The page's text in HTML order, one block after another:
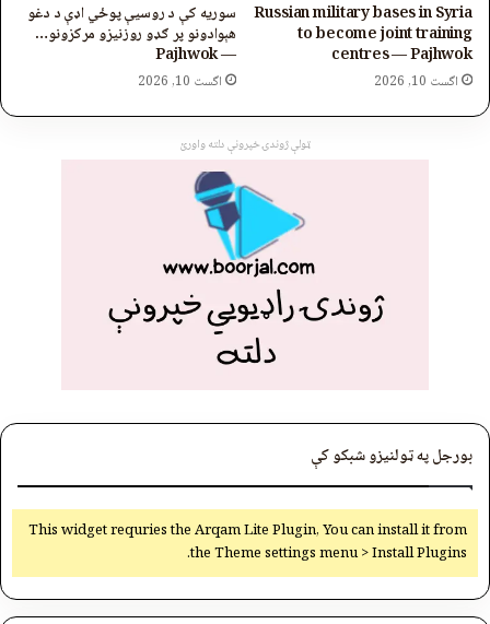
Russian military bases in Syria
to become joint training
centres — Pajhwok
اگست 10, 2026
سوریه کې د روسیې پوځي اډې د دغو
هېوادونو پر ګډو روزنیزو مرکزونو…
— Pajhwok
اگست 10, 2026
ټولې ژوندۍ خپرونې دلته واورئ
بورجل په ټولنیزو شبکو کې
This widget requries the Arqam Lite Plugin, You can install it from
the Theme settings menu > Install Plugins.